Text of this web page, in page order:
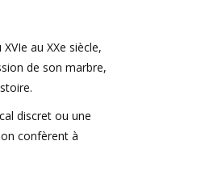
au XXe siècle,
de son marbre,
discret ou une
confèrent à